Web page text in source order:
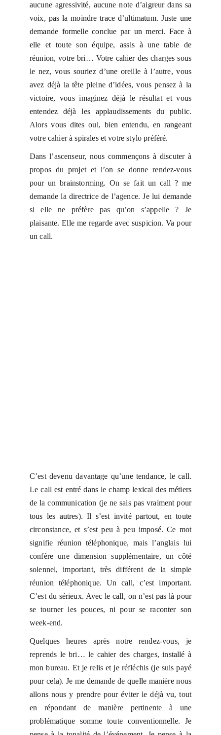
aucune agressivité, aucune note d’aigreur dans sa
voix, pas la moindre trace d’ultimatum. Juste une
demande formelle conclue par un merci. Face à
elle et toute son équipe, assis à une table de
réunion, votre bri… Votre cahier des charges sous
le nez, vous souriez d’une oreille à l’autre, vous
avez déjà la tête pleine d’idées, vous pensez à la
victoire, vous imaginez déjà le résultat et vous
entendez déjà les applaudissements du public.
Alors vous dites oui, bien entendu, en rangeant
votre cahier à spirales et votre stylo préféré.
Dans l’ascenseur, nous commençons à discuter à
propos du projet et l’on se donne rendez-vous
pour un brainstorming. On se fait un call ? me
demande la directrice de l’agence. Je lui demande
si elle ne préfère pas qu’on s’appelle ? Je
plaisante. Elle me regarde avec suspicion. Va pour
un call.
C’est devenu davantage qu’une tendance, le call.
Le call est entré dans le champ lexical des métiers
de la communication (je ne sais pas vraiment pour
tous les autres). Il s’est invité partout, en toute
circonstance, et s’est peu à peu imposé. Ce mot
signifie réunion téléphonique, mais l’anglais lui
confère une dimension supplémentaire, un côté
solennel, important, très différent de la simple
réunion téléphonique. Un call, c’est important.
C’est du sérieux. Avec le call, on n’est pas là pour
se tourner les pouces, ni pour se raconter son
week-end.
Quelques heures après notre rendez-vous, je
reprends le bri… le cahier des charges, installé à
mon bureau. Et je relis et je réfléchis (je suis payé
pour cela). Je me demande de quelle manière nous
allons nous y prendre pour éviter le déjà vu, tout
en répondant de manière pertinente à une
problématique somme toute conventionnelle. Je